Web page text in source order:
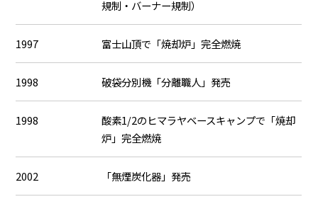
規制・バーナー規制）
1997 富士山頂で「焼却炉」完全燃焼
1998 破袋分別機「分離職人」発売
1998
酸素1/2のヒマラヤベースキャンプで「焼却
炉」完全燃焼
2002 「無煙炭化器」発売